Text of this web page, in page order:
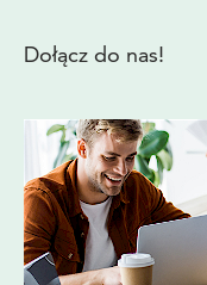
Dołącz do nas!